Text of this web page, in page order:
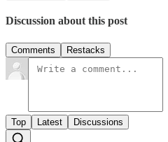
Discussion about this post
Comments Restacks
Top Latest Discussions